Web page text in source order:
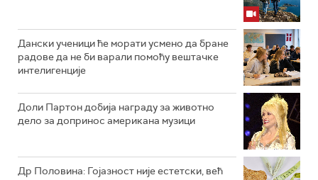
Дански ученици ће морати усмено да бране
радове да не би варали помоћу вештачке
интелигенције
Доли Партон добија награду за животно
дело за допринос американа музици
Др Половина: Гојазност није естетски, већ